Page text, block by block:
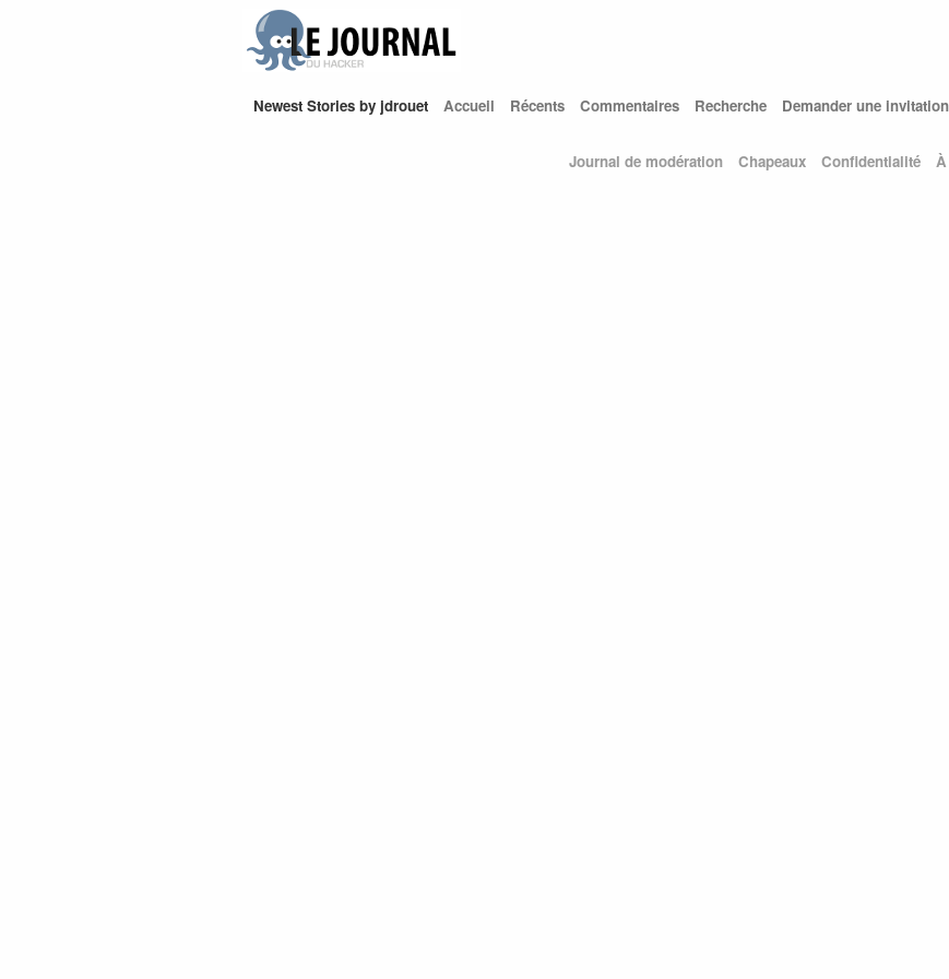
Newest Stories by jdrouet Accueil Récents Commentaires Recherche Demander une invitation
Journal de modération Chapeaux Confidentialité